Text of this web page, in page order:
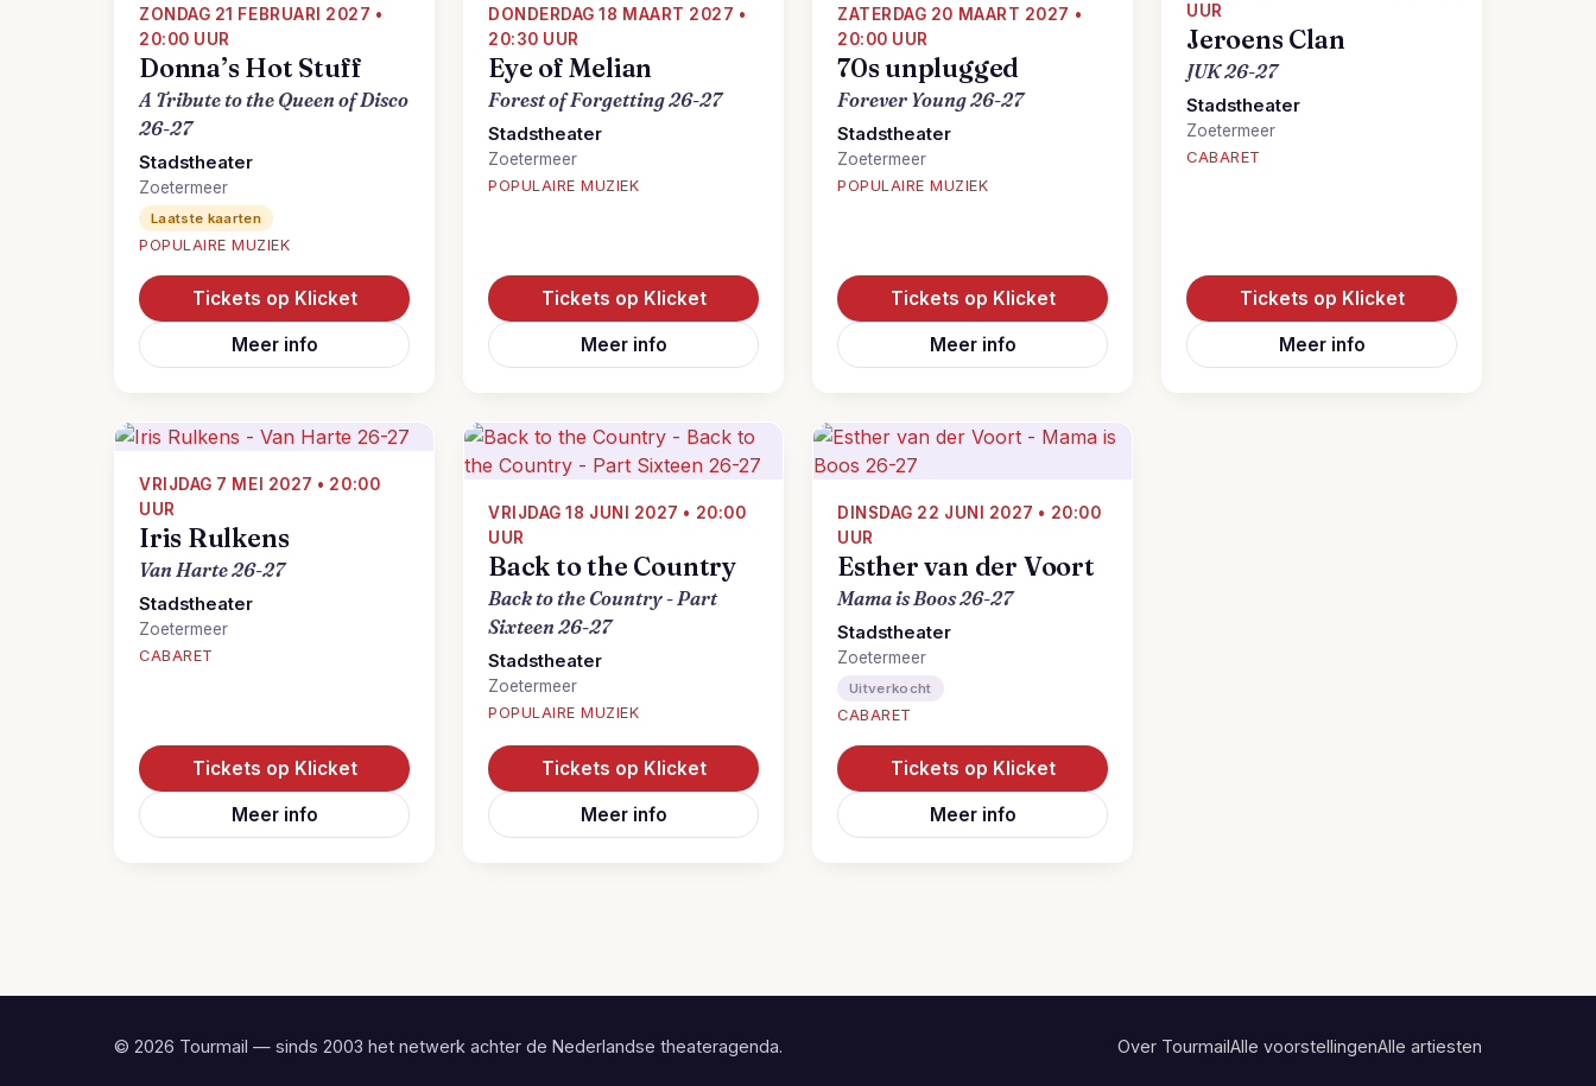
ZONDAG 21 FEBRUARI 2027 •
20:00 UUR
Donna’s Hot Stuff
A Tribute to the Queen of Disco
26-27
Stadstheater
Zoetermeer
Laatste kaarten
POPULAIRE MUZIEK
Tickets op Klicket
Meer info
DONDERDAG 18 MAART 2027 •
20:30 UUR
Eye of Melian
Forest of Forgetting 26-27
Stadstheater
Zoetermeer
POPULAIRE MUZIEK
Tickets op Klicket
Meer info
ZATERDAG 20 MAART 2027 •
20:00 UUR
70s unplugged
Forever Young 26-27
Stadstheater
Zoetermeer
POPULAIRE MUZIEK
Tickets op Klicket
Meer info
UUR
Jeroens Clan
JUK 26-27
Stadstheater
Zoetermeer
CABARET
Tickets op Klicket
Meer info
VRIJDAG 7 MEI 2027 • 20:00
UUR
Iris Rulkens
Van Harte 26-27
Stadstheater
Zoetermeer
CABARET
Tickets op Klicket
Meer info
VRIJDAG 18 JUNI 2027 • 20:00
UUR
Back to the Country
Back to the Country - Part
Sixteen 26-27
Stadstheater
Zoetermeer
POPULAIRE MUZIEK
Tickets op Klicket
Meer info
DINSDAG 22 JUNI 2027 • 20:00
UUR
Esther van der Voort
Mama is Boos 26-27
Stadstheater
Zoetermeer
Uitverkocht
CABARET
Tickets op Klicket
Meer info
© 2026 Tourmail — sinds 2003 het netwerk achter de Nederlandse theateragenda. Over TourmailAlle voorstellingenAlle artiesten